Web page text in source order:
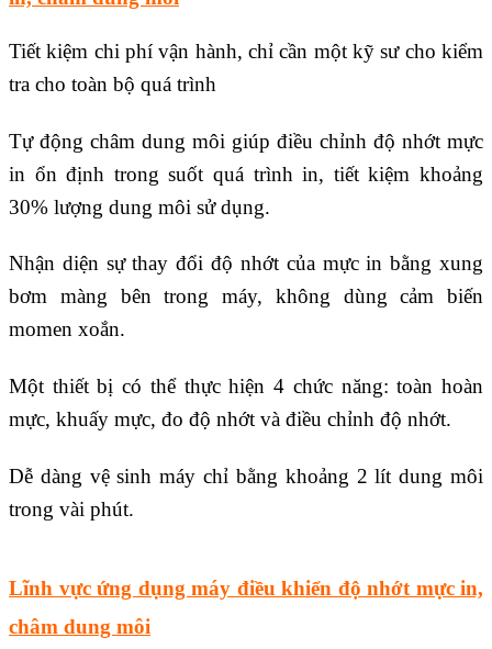
Tiết kiệm chi phí vận hành, chỉ cần một kỹ sư cho kiểm
tra cho toàn bộ quá trình
Tự động châm dung môi giúp điều chỉnh độ nhớt mực
in ổn định trong suốt quá trình in, tiết kiệm khoảng
30% lượng dung môi sử dụng.
Nhận diện sự thay đổi độ nhớt của mực in bằng xung
bơm màng bên trong máy, không dùng cảm biến
momen xoắn.
Một thiết bị có thể thực hiện 4 chức năng: toàn hoàn
mực, khuấy mực, đo độ nhớt và điều chỉnh độ nhớt.
Dễ dàng vệ sinh máy chỉ bằng khoảng 2 lít dung môi
trong vài phút.
Lĩnh vực ứng dụng máy điều khiển độ nhớt mực in,
châm dung môi